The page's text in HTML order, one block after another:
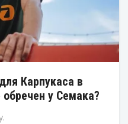
Карпукаса в
у Семака?